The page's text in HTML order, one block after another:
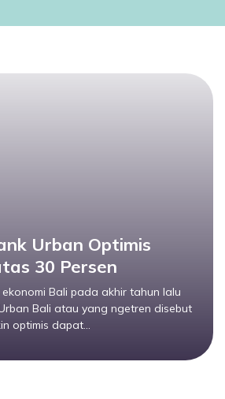
Urban Optimis
30 Persen
Bali pada akhir tahun lalu
Bali atau yang ngetren disebut
optimis dapat...